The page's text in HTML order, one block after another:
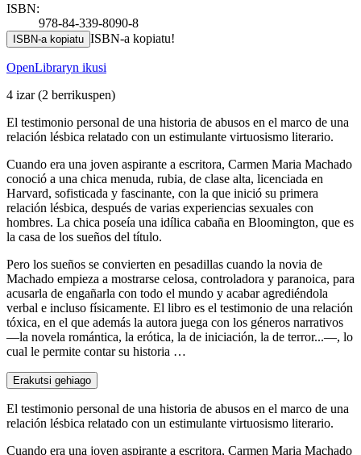
ISBN:
978-84-339-8090-8
ISBN-a kopiatu ISBN-a kopiatu!
OpenLibraryn ikusi
4 izar(2 berrikuspen)
El testimonio personal de una historia de abusos en el marco de una
relación lésbica relatado con un estimulante virtuosismo literario.
Cuando era una joven aspirante a escritora, Carmen Maria Machado
conoció a una chica menuda, rubia, de clase alta, licenciada en
Harvard, sofisticada y fascinante, con la que inició su primera
relación lésbica, después de varias experiencias sexuales con
hombres. La chica poseía una idílica cabaña en Bloomington, que es
la casa de los sueños del título.
Pero los sueños se convierten en pesadillas cuando la novia de
Machado empieza a mostrarse celosa, controladora y paranoica, para
acusarla de engañarla con todo el mundo y acabar agrediéndola
verbal e incluso físicamente. El libro es el testimonio de una relación
tóxica, en el que además la autora juega con los géneros narrativos
—la novela romántica, la erótica, la de iniciación, la de terror...—, lo
cual le permite contar su historia …
Erakutsi gehiago
El testimonio personal de una historia de abusos en el marco de una
relación lésbica relatado con un estimulante virtuosismo literario.
Cuando era una joven aspirante a escritora, Carmen Maria Machado